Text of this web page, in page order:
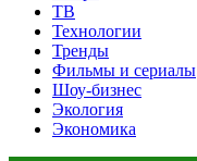
ТВ
Технологии
Тренды
Фильмы и сериалы
Шоу-бизнес
Экология
Экономика